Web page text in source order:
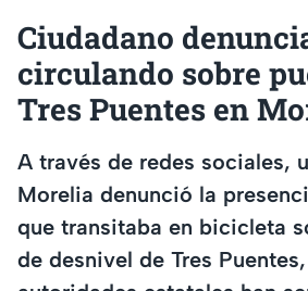
Ciudadano
circulando sobre
Tres Puentes en
A través de redes sociales,
Morelia denunció la
que transitaba en bicicleta
de desnivel de Tres